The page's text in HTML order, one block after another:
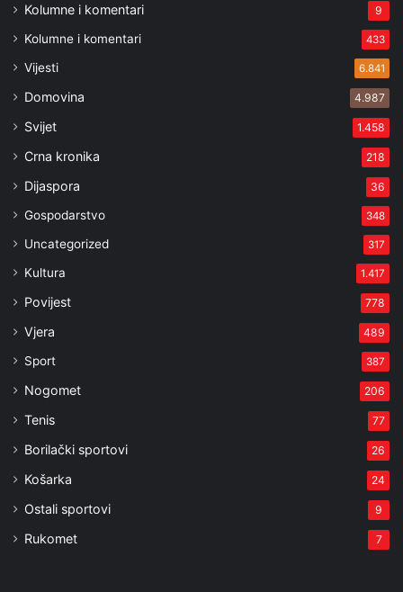
Kolumne i komentari 9
Kolumne i komentari 433
Vijesti 6.841
Domovina 4.987
Svijet 1.458
Crna kronika 218
Dijaspora 36
Gospodarstvo 348
Uncategorized 317
Kultura 1.417
Povijest 778
Vjera 489
Sport 387
Nogomet 206
Tenis 77
Borilački sportovi 26
Košarka 24
Ostali sportovi 9
Rukomet 7